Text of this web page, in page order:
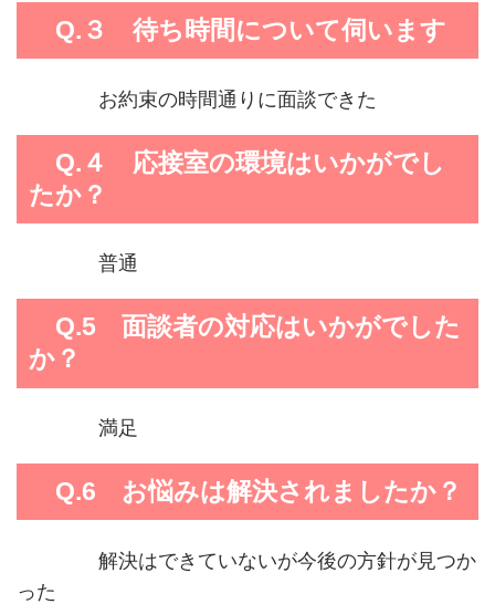
Q.３ 待ち時間について伺います
お約束の時間通りに面談できた
Q.４ 応接室の環境はいかがでし
たか？
普通
Q.5 面談者の対応はいかがでした
か？
満足
Q.6 お悩みは解決されましたか？
解決はできていないが今後の方針が見つか
った